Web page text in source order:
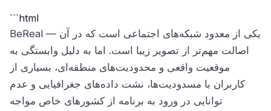
```html
BeReal — یکی از معدود شبکه‌های اجتماعی است که در آن
اصالت مهم‌تر از تصویر زیبا است. اما به دلیل وابستگی به
موقعیت واقعی و محدودیت‌های منطقه‌ای، بسیاری از
کاربران با مسدودیت‌ها، نشت داده‌های جغرافیایی و عدم
توانایی در ورود به برنامه از کشورهای خاص مواجه